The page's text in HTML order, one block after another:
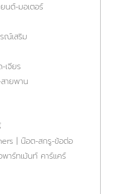
นต์-มอเตอร์
ณ์เสริม
เจียร
ายพาน
| น๊อต-สกรู-ข้อต่อ
าร์ทเม้นท์ คาร์แคร์